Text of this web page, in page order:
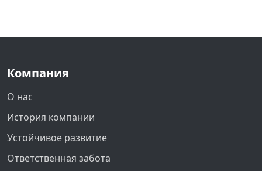
Компания
О нас
История компании
Устойчивое развитие
Ответственная забота